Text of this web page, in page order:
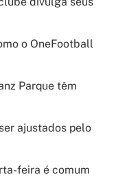
o OneFootball
Parque têm
ajustados pelo
feira é comum